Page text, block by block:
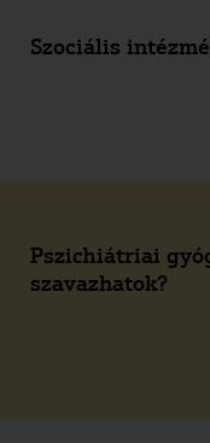
Szociális
Pszichiátriai
szavazhatok?